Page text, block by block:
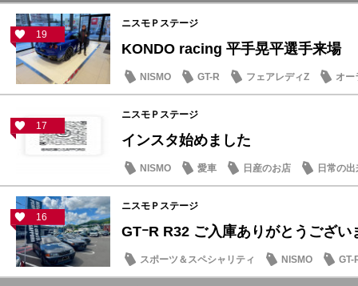
19
ニスモＰステージ
KONDO racing 平手晃平選手来場
NISMO GT-R フェアレディZ オー
17
ニスモＰステージ
インスタ始めました
NISMO 愛車 日産のお店 日常の
16
ニスモＰステージ
GTｰR R32 ご入庫ありがとうござい
スポーツ＆スペシャリティ NISMO GT-